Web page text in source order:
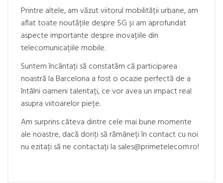
Printre altele, am văzut viitorul mobilității urbane, am
aflat toate noutățile despre 5G și am aprofundat
aspecte importante despre inovațiile din
telecomunicațiile mobile.
Suntem încântați să constatăm că participarea
noastră la Barcelona a fost o ocazie perfectă de a
întâlni oameni talentați, ce vor avea un impact real
asupra viitoarelor piețe.
Am surprins câteva dintre cele mai bune momente
ale noastre, dacă doriți să rămâneți în contact cu noi
nu ezitați să ne contactați la sales@primetelecom.ro!